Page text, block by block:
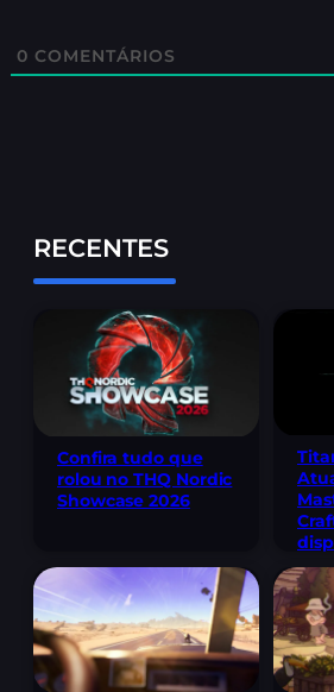
0 COMENTÁRIOS
RECENTES
Confira tudo que
rolou no THQ Nordic
Showcase 2026